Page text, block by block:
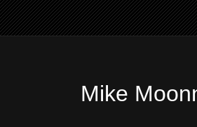
Mike